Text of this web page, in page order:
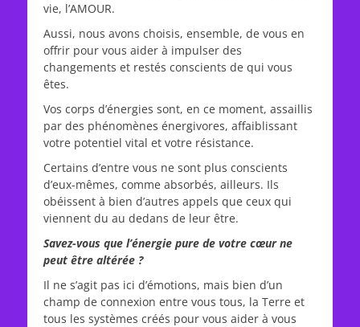
vie, l’AMOUR.
Aussi, nous avons choisis, ensemble, de vous en
offrir pour vous aider à impulser des
changements et restés conscients de qui vous
êtes.
Vos corps d’énergies sont, en ce moment, assaillis
par des phénomènes énergivores, affaiblissant
votre potentiel vital et votre résistance.
Certains d’entre vous ne sont plus conscients
d’eux-mêmes, comme absorbés, ailleurs. Ils
obéissent à bien d’autres appels que ceux qui
viennent du au dedans de leur être.
Savez-vous que l’énergie pure de votre cœur ne
peut être altérée ?
Il ne s’agit pas ici d’émotions, mais bien d’un
champ de connexion entre vous tous, la Terre et
tous les systèmes créés pour vous aider à vous